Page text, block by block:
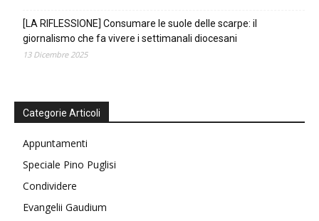
[LA RIFLESSIONE] Consumare le suole delle scarpe: il
giornalismo che fa vivere i settimanali diocesani
13 Dicembre 2025
Categorie Articoli
Appuntamenti
Speciale Pino Puglisi
Condividere
Evangelii Gaudium